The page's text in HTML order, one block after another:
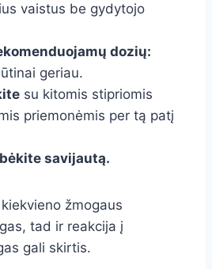
vaistus be gydytojo
dozių:
geriau.
su kitomis stipriomis
priemonėmis per tą patį
savijautą.
žmogaus
tad ir reakcija į
gali skirtis.